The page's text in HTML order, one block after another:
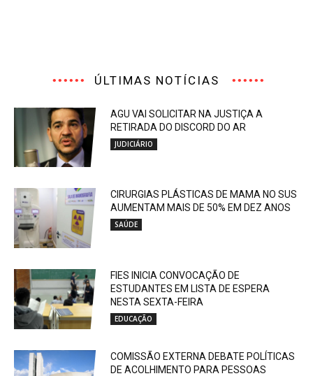
ÚLTIMAS NOTÍCIAS
AGU VAI SOLICITAR NA JUSTIÇA A
RETIRADA DO DISCORD DO AR
JUDICIÁRIO
CIRURGIAS PLÁSTICAS DE MAMA NO SUS
AUMENTAM MAIS DE 50% EM DEZ ANOS
SAÚDE
FIES INICIA CONVOCAÇÃO DE
ESTUDANTES EM LISTA DE ESPERA
NESTA SEXTA-FEIRA
EDUCAÇÃO
COMISSÃO EXTERNA DEBATE POLÍTICAS
DE ACOLHIMENTO PARA PESSOAS